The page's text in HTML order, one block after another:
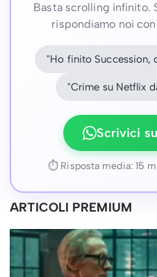
Basta scrolling infinito.
rispondiamo noi
"Ho finito Succession,
"Crime su Netflix
Scrivici
⏱ Risposta media: 15
ARTICOLI PREMIUM